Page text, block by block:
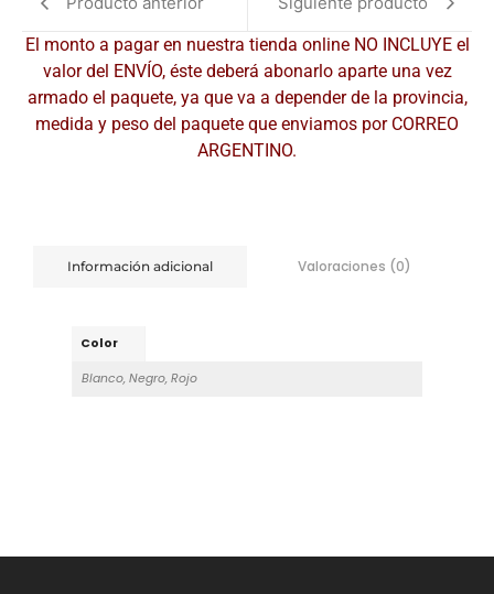
El monto a pagar en nuestra tienda online NO INCLUYE el
valor del ENVÍO, éste deberá abonarlo aparte una vez
armado el paquete, ya que va a depender de la provincia,
medida y peso del paquete que enviamos por CORREO
ARGENTINO.
Información adicional Valoraciones (0)
Color
Blanco, Negro, Rojo